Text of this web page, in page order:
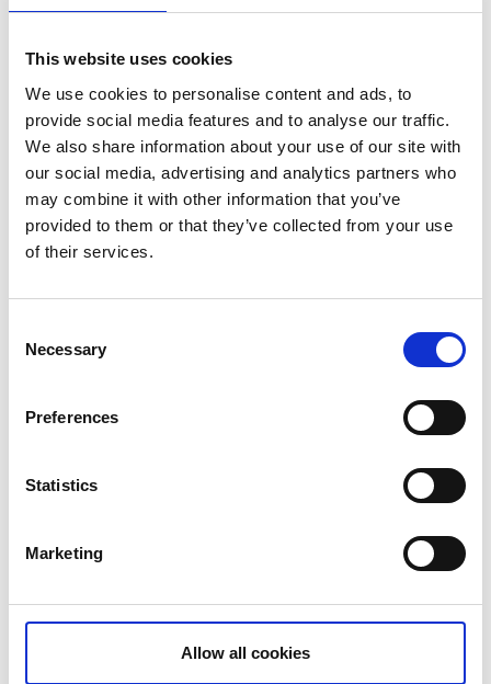
This website uses cookies
We use cookies to personalise content and ads, to
provide social media features and to analyse our traffic.
We also share information about your use of our site with
our social media, advertising and analytics partners who
may combine it with other information that you’ve
provided to them or that they’ve collected from your use
of their services.
Selection
Necessary
Preferences
Statistics
Marketing
Allow all cookies
Under Lights in Alingsås: torsdag–söndag kl. 17-21
Triumf Glasskafé i Nolhaga Slott
Alla dagar: 1 maj till 30 augusti, kl. 12–18
Mer info och avvikande öppettider:Instagrameller
Facebook
Nolhaga lantgård
Öppet året runt: måndag–söndag kl. 10–16.
Klapphagen är öppen torsdag–söndag, mellan den 6
Det går även att titta på djuren i deras hagar utanför
Nolhaga Utsiktstorn
Slottsparken är öppen alla dagar, dygnet runt.
Ruinen: Öppen med utställning för besökare onsdag–